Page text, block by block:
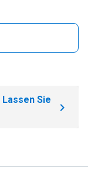
Lassen Sie